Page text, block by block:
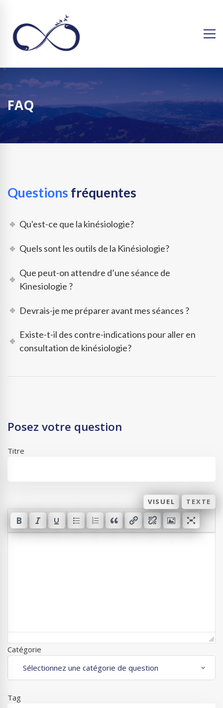
FAQ
Questions fréquentes
Qu'est-ce que la kinésiologie?
Quels sont les outils de la Kinésiologie?
Que peut-on attendre d’une séance de
Kinesiologie ?
Devrais-je me préparer avant mes séances ?
Existe-t-il des contre-indications pour aller en
consultation de kinésiologie?
Posez votre question
Titre
VISUEL TEXTE
Catégorie
Tag